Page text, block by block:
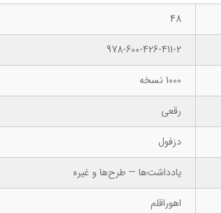
48
978-600-426-411-2
1000 نسخه
رقعی
دزفول
یادداشت‌ها — طرح‌ها و غیره
اهوراقلم